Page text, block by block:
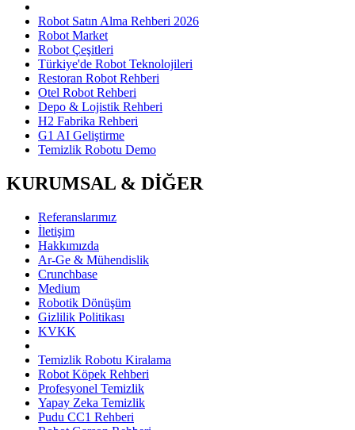
Robot Satın Alma Rehberi 2026
Robot Market
Robot Çeşitleri
Türkiye'de Robot Teknolojileri
Restoran Robot Rehberi
Otel Robot Rehberi
Depo & Lojistik Rehberi
H2 Fabrika Rehberi
G1 AI Geliştirme
Temizlik Robotu Demo
KURUMSAL & DİĞER
Referanslarımız
İletişim
Hakkımızda
Ar-Ge & Mühendislik
Crunchbase
Medium
Robotik Dönüşüm
Gizlilik Politikası
KVKK
Temizlik Robotu Kiralama
Robot Köpek Rehberi
Profesyonel Temizlik
Yapay Zeka Temizlik
Pudu CC1 Rehberi